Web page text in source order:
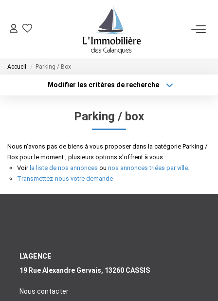
SYNDIC
NOTRE AGENCE
CONTACT
Accueil Parking / Box
Modifier les critères de recherche
Plus de critères Créer une alerte
Parking / box
Nous n'avons pas de biens à vous proposer dans la catégorie Parking /
Box pour le moment , plusieurs options s'offrent à vous :
Voirla liste de nos annonces ou nos annonces triées par ville.
Transmettez-nous votre demande
L'AGENCE
19 Rue Alexandre Gervais, 13260 CASSIS
Nous contacter